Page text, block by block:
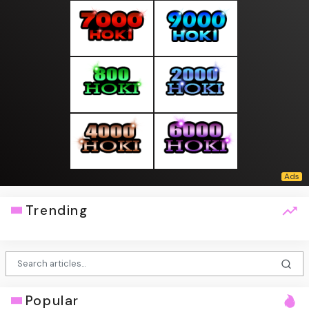
Trending
Popular